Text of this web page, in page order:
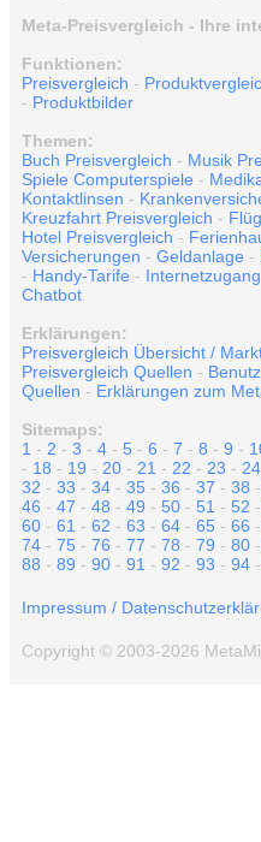
Meta-Preisvergleich - Ihre
Funktionen:
Preisvergleich -
- Produktbilder
Themen:
Buch Preisvergleich - Musik
Spiele Computerspiele -
Kontaktlinsen -
Kreuzfahrt Preisvergleich -
Hotel Preisvergleich -
Versicherungen - Geldanlage -
- Handy-Tarife - Internetzugang
Chatbot
Erklärungen:
Preisvergleich Übersicht /
Preisvergleich Quellen -
Quellen - Erklärungen zum
Sitemaps:
1 - 2 - 3 - 4 - 5 - 6 - 7 - 8 - 9 -
- 18 - 19 - 20 - 21 - 22 - 23 - 24
32 - 33 - 34 - 35 - 36 - 37 - 38 -
46 - 47 - 48 - 49 - 50 - 51 - 52 -
60 - 61 - 62 - 63 - 64 - 65 - 66 -
74 - 75 - 76 - 77 - 78 - 79 - 80 -
88 - 89 - 90 - 91 - 92 - 93 - 94 -
Impressum /
Copyright © 2003-2026